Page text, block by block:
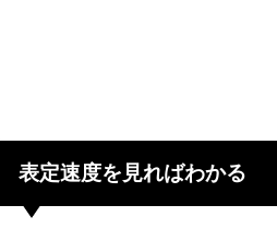
表定速度を見ればわかる